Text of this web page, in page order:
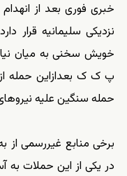
خبری فوری بعد از
نزدیکی سلیمانیه قرار
خویش سخنی به میان
پ ک ک بعدازاین حمله
حمله سنگین علیه
در یکی از این حملات به